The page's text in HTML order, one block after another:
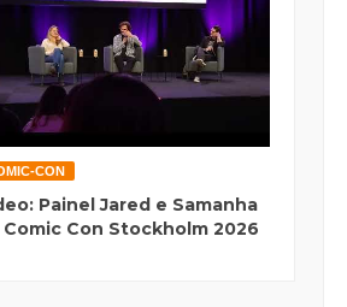
CON
Painel Jared e Samanha
Comic Con Stockholm 2026